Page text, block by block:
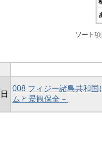
ソート
008 フィジー諸島共和
ムと景観保全－